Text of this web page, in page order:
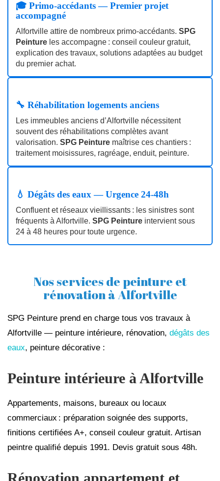
🎓 Primo-accédants — Premier projet
accompagné
Alfortville attire de nombreux primo-accédants. SPG
Peinture les accompagne : conseil couleur gratuit,
explication des travaux, solutions adaptées au budget
du premier achat.
🔧 Réhabilitation logements anciens
Les immeubles anciens d’Alfortville nécessitent
souvent des réhabilitations complètes avant
valorisation. SPG Peinture maîtrise ces chantiers :
traitement moisissures, ragréage, enduit, peinture.
💧 Dégâts des eaux — Urgence 24‑48h
Confluent et réseaux vieillissants : les sinistres sont
fréquents à Alfortville. SPG Peinture intervient sous
24 à 48 heures pour toute urgence.
Nos services de peinture et
rénovation à Alfortville
SPG Peinture prend en charge tous vos travaux à
Alfortville — peinture intérieure, rénovation, dégâts des
eaux, peinture décorative :
Peinture intérieure à Alfortville
Appartements, maisons, bureaux ou locaux
commerciaux : préparation soignée des supports,
finitions certifiées A+, conseil couleur gratuit. Artisan
peintre qualifié depuis 1991. Devis gratuit sous 48h.